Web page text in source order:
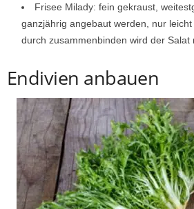
Frisee Milady: fein gekraust,
ganzjährig angebaut werden, nur
durch zusammenbinden wird der Salat
Endivien anbauen